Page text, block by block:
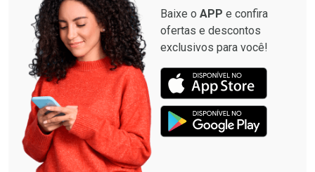
Baixe o APP e confira
ofertas e descontos
exclusivos para você!